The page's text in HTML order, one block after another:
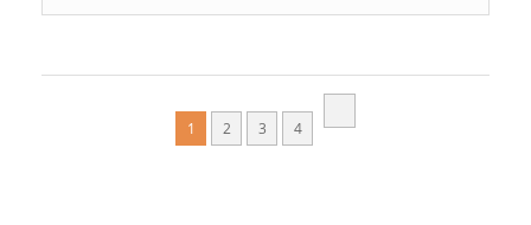
1 2 3 4